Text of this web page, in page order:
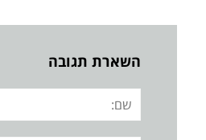
השארת תגובה
שם: